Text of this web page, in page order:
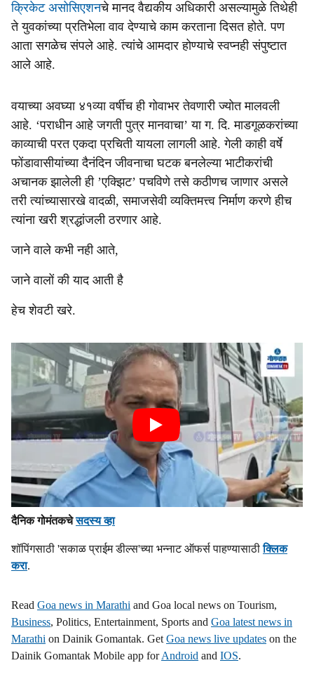
क्रिकेट असोसिएशनचे मानद वैद्यकीय अधिकारी असल्यामुळे तिथेही
ते युवकांच्या प्रतिभेला वाव देण्याचे काम करताना दिसत होते. पण
आता सगळेच संपले आहे. त्यांचे आमदार होण्याचे स्वप्नही संपुष्टात
आले आहे.
वयाच्या अवघ्या ४१व्या वर्षीच ही गोवाभर तेवणारी ज्योत मालवली
आहे. ‘पराधीन आहे जगती पुत्र मानवाचा’ या ग. दि. माडगूळकरांच्या
काव्याची परत एकदा प्रचिती यायला लागली आहे. गेली काही वर्षे
फोंडावासीयांच्या दैनंदिन जीवनाचा घटक बनलेल्या भाटीकरांची
अचानक झालेली ही ’एक्झिट’ पचविणे तसे कठीणच जाणार असले
तरी त्यांच्यासारखे वादळी, समाजसेवी व्यक्तिमत्त्व निर्माण करणे हीच
त्यांना खरी श्रद्धांजली ठरणार आहे.
जाने वाले कभी नही आते,
जाने वालों की याद आती है
हेच शेवटी खरे.
दैनिक गोमंतकचेसदस्य व्हा
शॉपिंगसाठी 'सकाळ प्राईम डील्स'च्या भन्नाट ऑफर्स पाहण्यासाठीक्लिक
करा.
Read Goa news in Marathi and Goa local news on Tourism,
Business, Politics, Entertainment, Sports and Goa latest news in
Marathi on Dainik Gomantak. Get Goa news live updates on the
Dainik Gomantak Mobile app forAndroid and IOS.